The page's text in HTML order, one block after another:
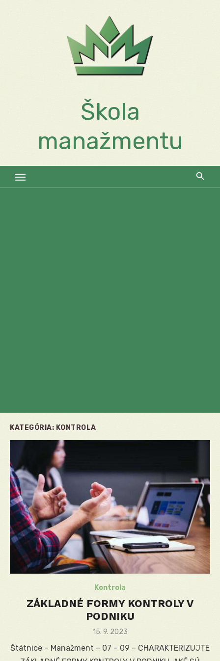
Škola
manažmentu
KATEGÓRIA: KONTROLA
Kontrola
ZÁKLADNÉ FORMY KONTROLY V
PODNIKU
Posted
15. 9. 2023
Štátnice – Manažment – 07 – 09 – CHARAKTERIZUJTE